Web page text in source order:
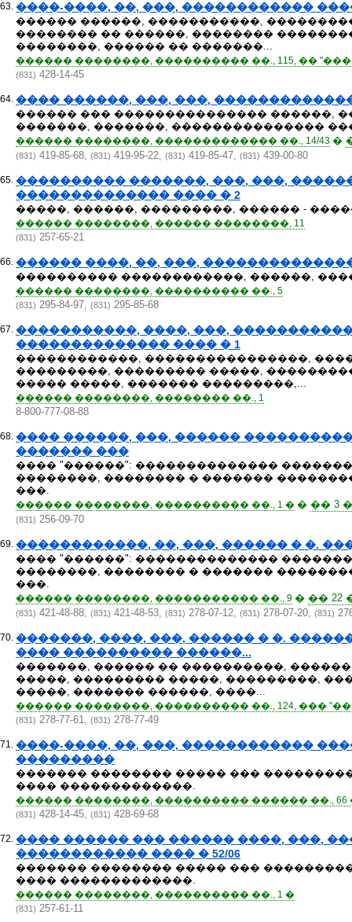
����-����, ��, ���, ������������
������ ������, �����������,
�������� �� ������, ��������
��������, ������ �� �������...
������ ��������, ���������� ��., 115, ��
(831) 428-14-45
���� ������, ���, ���,
������ ��� ��������������� ������,
�������, �������, ���������������
������ ��������, ������������� ��., 14/43 �
(831) 419-85-68, (831) 419-95-22, (831) 419-85-47, (831) 439-00-80
���������� �������, ���, ���,
�������������� ���� � 2
�����, ������, ���������, ������ -
������ ��������, ������ ��������, 11
(831) 257-65-21
������ ����, ��, ���,
���������� ������������, ������,
������ ��������, ���������� ��., 5
(831) 295-84-97, (831) 295-85-68
�����������, ����, ���,
�������������� ���� � 1
������������, ����������������,
���������, ��������� �����,
����� �����, ������� ���������,...
������ ��������, �������� ��., 1
8-800-777-08-88
���� ������, ���, ������
������� ���
���� "������": ��������������
��������, �������� � �������
���.
������ ��������, ���������� ��., 1 � � �� 3
(831) 256-09-70
������������, ��, ���, ������ � �.
���� "������": ��������������
��������, �������� � �������
���.
������ ��������, ����������� ��., 9 � �� 22
(831) 421-48-88, (831) 421-48-53, (831) 278-07-12, (831) 278-07-20, (831)
�������, ����, ���, ������ � �.
���� ���������� ������...
�������, ������ �� ����������,
�����, ��������� �����, ���������,
�����, ������� ������, ����...
������ ��������, ���������� ��., 124, ���
(831) 278-77-61, (831) 278-77-49
����-����, ��, ���, ������������
���������
������� �������� ����� ���
���� �������������.
������ ��������, ���������� ������ ��., 66
(831) 428-14-45, (831) 428-69-68
���� ������ ��� ������ ����, ���,
������������ ���� � 52/06
������� �������� ����� ���
���� �������������.
������ ��������, ���������� ��., 1 �
(831) 257-61-11